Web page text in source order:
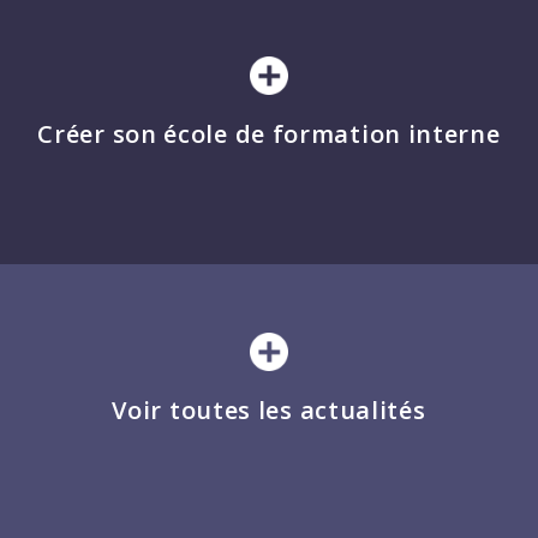
Créer son école de formation interne
Voir toutes les actualités